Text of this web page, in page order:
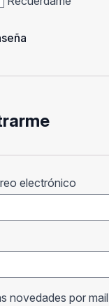
electrónico
novedades por mail